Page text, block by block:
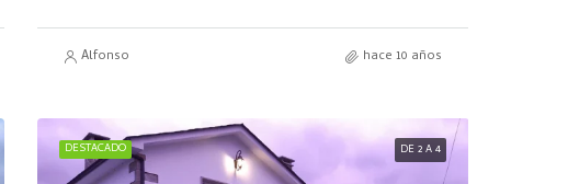
Alfonso hace 10 años
DESTACADO DE 2 A 4